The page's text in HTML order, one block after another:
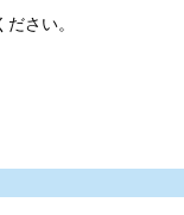
さい。